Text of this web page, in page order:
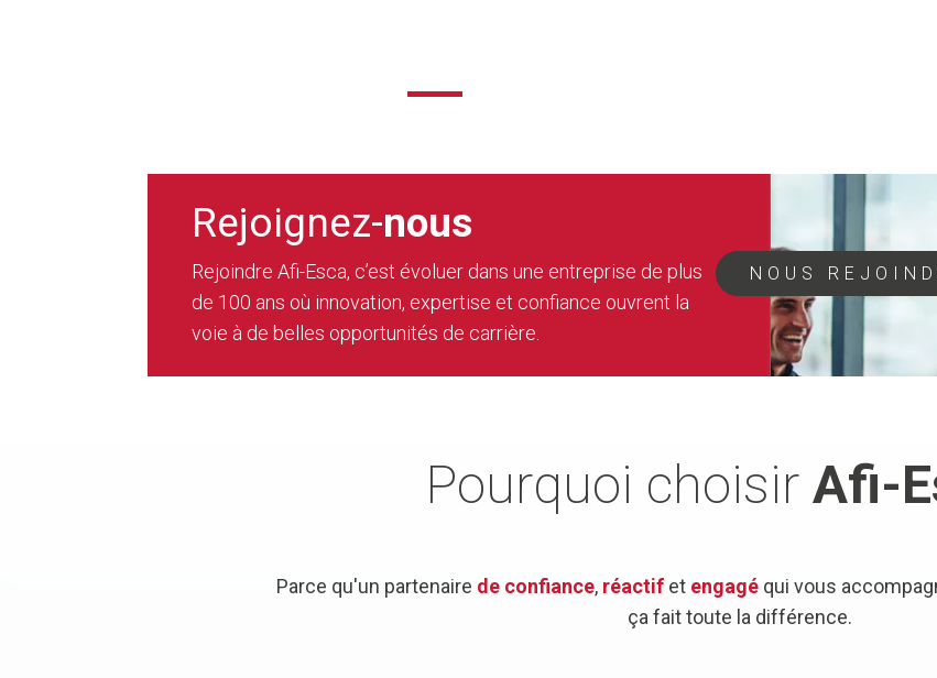
Rejoignez-nous
Rejoindre Afi-Esca, c’est évoluer dans une entreprise de plus
de 100 ans où innovation, expertise et confiance ouvrent la
voie à de belles opportunités de carrière.
NOUS
Pourquoi choisir Afi-
Parce qu'un partenaire de confiance, réactif et engagé qui vous
ça fait toute la différence.